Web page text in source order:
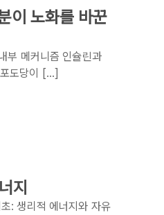
이 노화를 바꾼
부 메커니즘 인슐린과
도당이 […]
지
: 생리적 에너지와 자유